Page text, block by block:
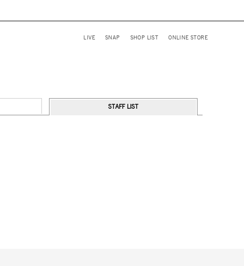
LIVE SNAP SHOP LIST ONLINE STORE
STAFF LIST